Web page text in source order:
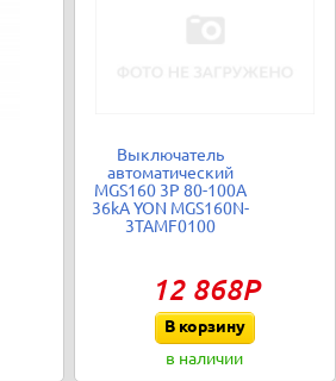
Выключатель
автоматический
MGS160 3P 80-100A
36kA YON MGS160N-
3TAMF0100
12 868Р
В корзину
в наличии